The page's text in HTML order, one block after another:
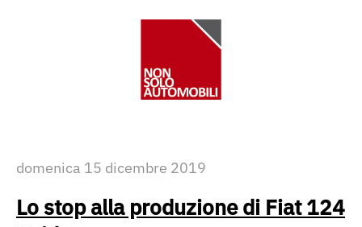
domenica 15 dicembre 2019
Lo stop alla produzione di Fiat 124